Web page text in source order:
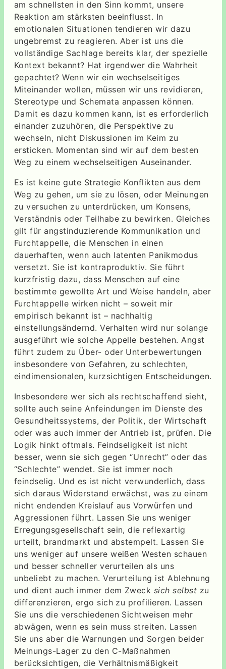
am schnellsten in den Sinn kommt, unsere
Reaktion am stärksten beeinflusst. In
emotionalen Situationen tendieren wir dazu
ungebremst zu reagieren. Aber ist uns die
vollständige Sachlage bereits klar, der spezielle
Kontext bekannt? Hat irgendwer die Wahrheit
gepachtet? Wenn wir ein wechselseitiges
Miteinander wollen, müssen wir uns revidieren,
Stereotype und Schemata anpassen können.
Damit es dazu kommen kann, ist es erforderlich
einander zuzuhören, die Perspektive zu
wechseln, nicht Diskussionen im Keim zu
ersticken. Momentan sind wir auf dem besten
Weg zu einem wechselseitigen Auseinander.
Es ist keine gute Strategie Konflikten aus dem
Weg zu gehen, um sie zu lösen, oder Meinungen
zu versuchen zu unterdrücken, um Konsens,
Verständnis oder Teilhabe zu bewirken. Gleiches
gilt für angstinduzierende Kommunikation und
Furchtappelle, die Menschen in einen
dauerhaften, wenn auch latenten Panikmodus
versetzt. Sie ist kontraproduktiv. Sie führt
kurzfristig dazu, dass Menschen auf eine
bestimmte gewollte Art und Weise handeln, aber
Furchtappelle wirken nicht – soweit mir
empirisch bekannt ist – nachhaltig
einstellungsändernd. Verhalten wird nur solange
ausgeführt wie solche Appelle bestehen. Angst
führt zudem zu Über- oder Unterbewertungen
insbesondere von Gefahren, zu schlechten,
eindimensionalen, kurzsichtigen Entscheidungen.
Insbesondere wer sich als rechtschaffend sieht,
sollte auch seine Anfeindungen im Dienste des
Gesundheitssystems, der Politik, der Wirtschaft
oder was auch immer der Antrieb ist, prüfen. Die
Logik hinkt oftmals. Feindseligkeit ist nicht
besser, wenn sie sich gegen “Unrecht” oder das
“Schlechte” wendet. Sie ist immer noch
feindselig. Und es ist nicht verwunderlich, dass
sich daraus Widerstand erwächst, was zu einem
nicht endenden Kreislauf aus Vorwürfen und
Aggressionen führt. Lassen Sie uns weniger
Erregungsgesellschaft sein, die reflexartig
urteilt, brandmarkt und abstempelt. Lassen Sie
uns weniger auf unsere weißen Westen schauen
und besser schneller verurteilen als uns
unbeliebt zu machen. Verurteilung ist Ablehnung
und dient auch immer dem Zweck sich selbst zu
differenzieren, ergo sich zu profilieren. Lassen
Sie uns die verschiedenen Sichtweisen mehr
abwägen, wenn es sein muss streiten. Lassen
Sie uns aber die Warnungen und Sorgen beider
Meinungs-Lager zu den C-Maßnahmen
berücksichtigen, die Verhältnismäßigkeit